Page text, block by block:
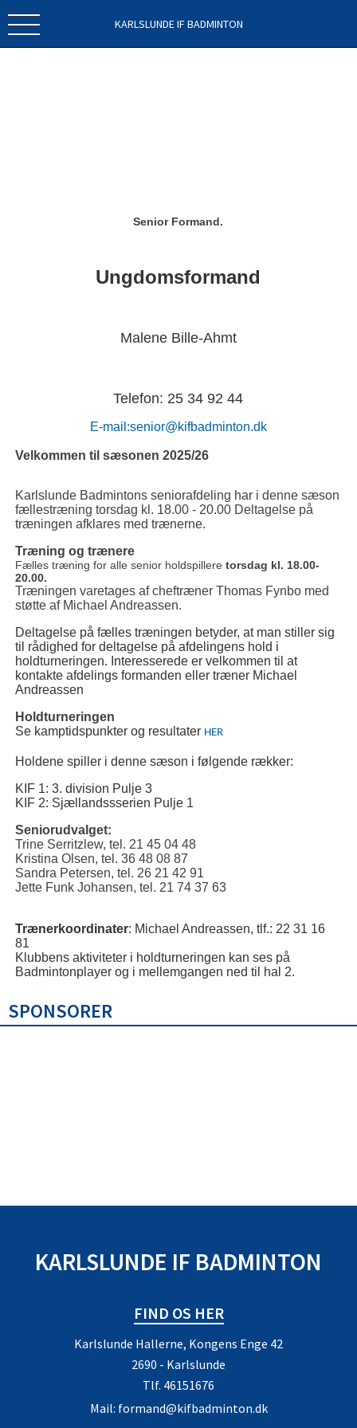
KARLSLUNDE IF BADMINTON
Senior Formand.
Ungdomsformand
Malene Bille-Ahmt
Telefon: 25 34 92 44
E-mail:senior@kifbadminton.dk
Velkommen til sæsonen 2025/26
Karlslunde Badmintons seniorafdeling har i denne sæson
fællestræning torsdag kl. 18.00 - 20.00 Deltagelse på
træningen afklares med trænerne.
Træning og trænere
Fælles træning for alle senior holdspillere torsdag kl. 18.00-
20.00.
Træningen varetages af cheftræner Thomas Fynbo med
støtte af Michael Andreassen.
Deltagelse på fælles træningen betyder, at man stiller sig
til rådighed for deltagelse på afdelingens hold i
holdturneringen. Interesserede er velkommen til at
kontakte afdelings formanden eller træner Michael
Andreassen
Holdturneringen
Se kamptidspunkter og resultater HER
Holdene spiller i denne sæson i følgende rækker:
KIF 1: 3. division Pulje 3
KIF 2: Sjællandssserien Pulje 1
Seniorudvalget:
Trine Serritzlew, tel. 21 45 04 48
Kristina Olsen, tel. 36 48 08 87
Sandra Petersen, tel. 26 21 42 91
Jette Funk Johansen, tel. 21 74 37 63
Trænerkoordinater: Michael Andreassen, tlf.: 22 31 16
81
Klubbens aktiviteter i holdturneringen kan ses på
Badmintonplayer og i mellemgangen ned til hal 2.
SPONSORER
KARLSLUNDE IF BADMINTON
FIND OS HER
Karlslunde Hallerne, Kongens Enge 42
2690 - Karlslunde
Tlf. 46151676
Mail: formand@kifbadminton.dk